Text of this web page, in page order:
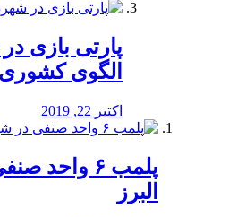
پارتی بازی
الگوی کشوری
اکتبر 22, 2019
پلمب ۶
البرز